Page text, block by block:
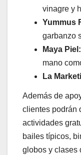
vinagre y
Yummus
garbanzo
Maya Piel:
mano
La
Además de
clientes podrán
actividades
bailes típicos,
globos y clases